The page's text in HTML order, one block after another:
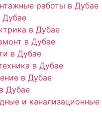
работы в Дубае
Дубае
в Дубае
в Дубае
в Дубае
в Дубае
в Дубае
Дубае
и канализационные